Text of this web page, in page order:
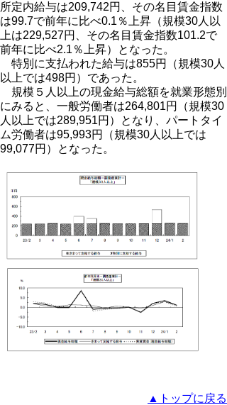
所定内給与は209,742円、その名目賃金指数
は99.7で前年に比べ0.1％上昇（規模30人以
上は229,527円、その名目賃金指数101.2で
前年に比べ2.1％上昇）となった。
特別に支払われた給与は855円（規模30人
以上では498円）であった。
規模５人以上の現金給与総額を就業形態別
にみると、一般労働者は264,801円（規模30
人以上では289,951円）となり、パートタイ
ム労働者は95,993円（規模30人以上では
99,077円）となった。
▲トップに戻る